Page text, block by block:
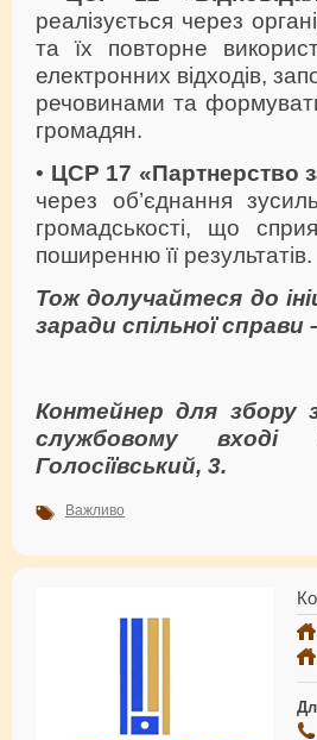
реалізується через
та їх повторне
електронних відходів,
речовинами та
громадян.
• ЦСР 17 «Партнерство
через об’єднання
громадськості, що
поширенню її результатів.
Тож долучайтеся до
заради спільної
Контейнер для збору
службовому
Голосіївський, 3.
Важливо